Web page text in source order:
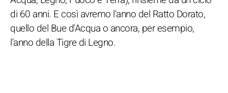
di 60 anni. E così avremo l'anno del Ratto Dorato,
quello del Bue d'Acqua o ancora, per esempio,
l'anno della Tigre di Legno.